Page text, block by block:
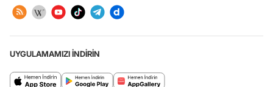
UYGULAMAMIZI İNDİRİN